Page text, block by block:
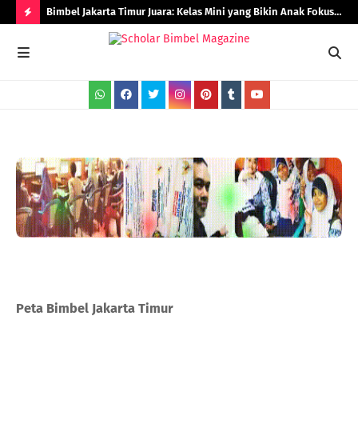
O
S
T
S
Bimbel Jakarta Timur Juara: Kelas Mini yang Bikin Anak Fokus
dan Berprestasi
Peta Bimbel Jakarta Timur